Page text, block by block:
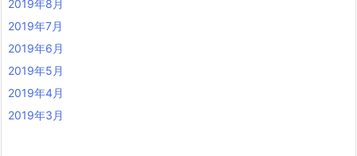
2019年8月
2019年7月
2019年6月
2019年5月
2019年4月
2019年3月